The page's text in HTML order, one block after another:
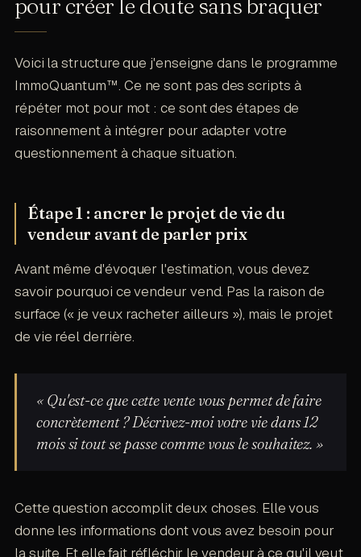
Voici la structure que j'enseigne dans le programme
ImmoQuantum™. Ce ne sont pas des scripts à
répéter mot pour mot : ce sont des étapes de
raisonnement à intégrer pour adapter votre
questionnement à chaque situation.
Étape 1 : ancrer le projet de vie du
vendeur avant de parler prix
Avant même d'évoquer l'estimation, vous devez
savoir pourquoi ce vendeur vend. Pas la raison de
surface (« je veux racheter ailleurs »), mais le projet
de vie réel derrière.
« Qu'est-ce que cette vente vous permet de faire
concrètement ? Décrivez-moi votre vie dans 12
mois si tout se passe comme vous le souhaitez. »
Cette question accomplit deux choses. Elle vous
donne les informations dont vous avez besoin pour
la suite. Et elle fait réfléchir le vendeur à ce qu'il veut